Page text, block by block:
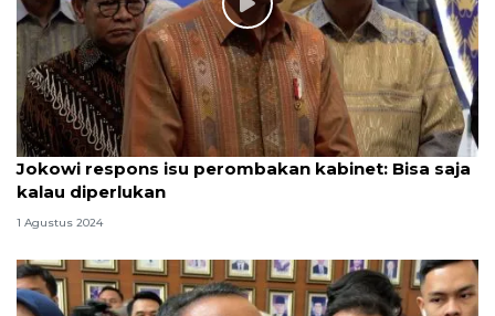
Jokowi respons isu perombakan kabinet: Bisa saja
kalau diperlukan
1 Agustus 2024